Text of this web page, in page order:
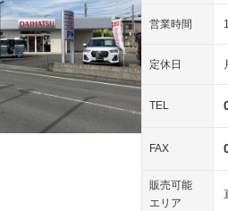
－ ウォークスルー
－ シートエアコン
エアサスペンション
営業時間
定休日
TEL
FAX
販売可能
エリア